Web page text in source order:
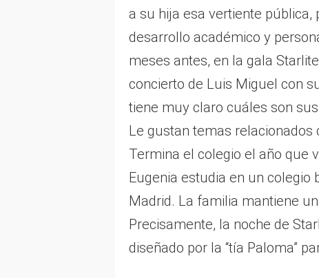
a su hija esa vertiente pública,
desarrollo académico y
meses antes, en la gala
concierto de Luis Miguel con
tiene muy claro cuáles son
Le gustan temas
Termina el colegio el año que
Eugenia estudia en un
Madrid. La familia mantiene
Precisamente, la noche de
diseñado por la “tía Paloma”